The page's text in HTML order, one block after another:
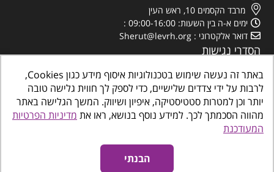
מרבד הקסמים 10, ראש העין
ימים א-ה בין השעות: 09:00-16:00
דואר אלקטרוני
Sherut@levrh.org
הסדרי נגישות
אינטרדיל בניית אתרים לעסקים נגישות אתרים
באתר זה נעשה שימוש בטכנולוגיות איסוף מידע כגון Cookies,
לרבות על ידי צדדים שלישיים, כדי לספק לך חווית גלישה טובה
יותר וכן למטרות סטטיסטיקה, איפיון ושיווק. המשך הגלישה באתר
מהווה הסכמתך לכך. למידע נוסף בנושא, ראו את מדיניות הפרטיות
המעודכנת
הבנתי